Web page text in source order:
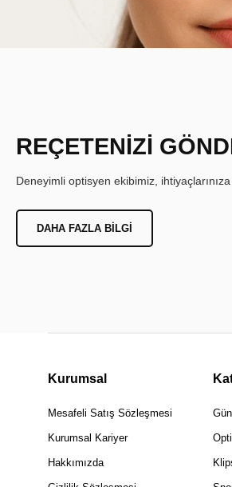
REÇETENİZİ
Deneyimli optisyen ekibimiz,
DAHA FAZLA BILGI
Kurumsal
Mesafeli Satış Sözleşmesi
Kurumsal Kariyer
Hakkımızda